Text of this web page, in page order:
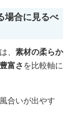
場合に見るべ
、 素材の柔らか
富さを比較軸に
合いが出やす